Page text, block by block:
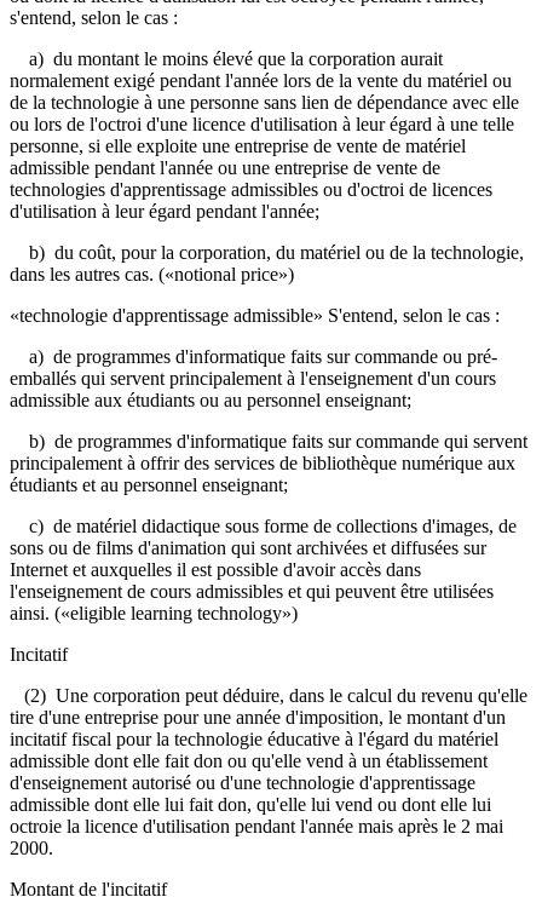
s'entend, selon le cas :
a) du montant le moins élevé que la corporation aurait
normalement exigé pendant l'année lors de la vente du matériel ou
de la technologie à une personne sans lien de dépendance avec elle
ou lors de l'octroi d'une licence d'utilisation à leur égard à une telle
personne, si elle exploite une entreprise de vente de matériel
admissible pendant l'année ou une entreprise de vente de
technologies d'apprentissage admissibles ou d'octroi de licences
d'utilisation à leur égard pendant l'année;
b) du coût, pour la corporation, du matériel ou de la technologie,
dans les autres cas. («notional price»)
«technologie d'apprentissage admissible» S'entend, selon le cas :
a) de programmes d'informatique faits sur commande ou pré-
emballés qui servent principalement à l'enseignement d'un cours
admissible aux étudiants ou au personnel enseignant;
b) de programmes d'informatique faits sur commande qui servent
principalement à offrir des services de bibliothèque numérique aux
étudiants et au personnel enseignant;
c) de matériel didactique sous forme de collections d'images, de
sons ou de films d'animation qui sont archivées et diffusées sur
Internet et auxquelles il est possible d'avoir accès dans
l'enseignement de cours admissibles et qui peuvent être utilisées
ainsi. («eligible learning technology»)
Incitatif
(2) Une corporation peut déduire, dans le calcul du revenu qu'elle
tire d'une entreprise pour une année d'imposition, le montant d'un
incitatif fiscal pour la technologie éducative à l'égard du matériel
admissible dont elle fait don ou qu'elle vend à un établissement
d'enseignement autorisé ou d'une technologie d'apprentissage
admissible dont elle lui fait don, qu'elle lui vend ou dont elle lui
octroie la licence d'utilisation pendant l'année mais après le 2 mai
2000.
Montant de l'incitatif